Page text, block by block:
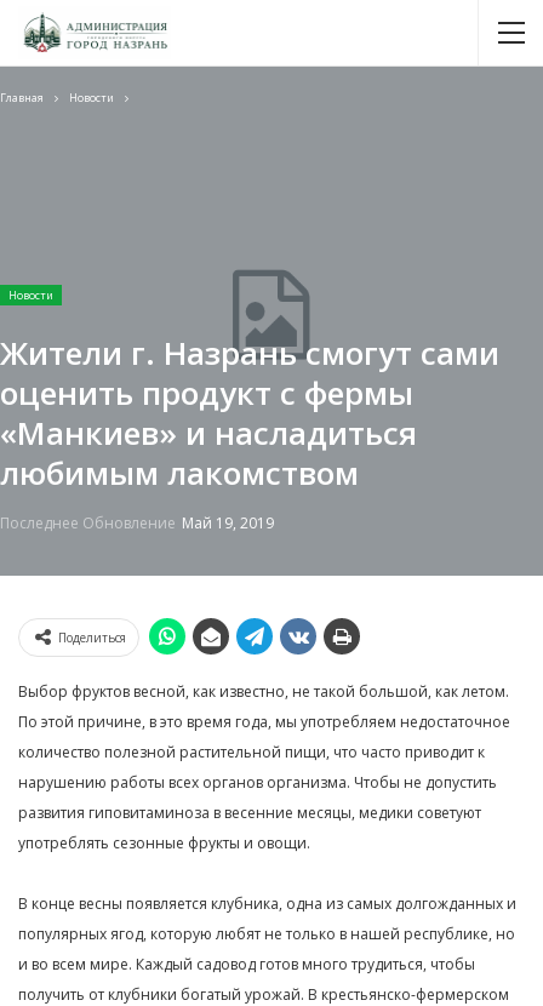
Главная Новости
Новости
Жители г. Назрань смогут сами
оценить продукт с фермы
«Манкиев» и насладиться
любимым лакомством
Последнее Обновление Май 19, 2019
Поделиться
Выбор фруктов весной, как известно, не такой большой, как летом.
По этой причине, в это время года, мы употребляем недостаточное
количество полезной растительной пищи, что часто приводит к
нарушению работы всех органов организма. Чтобы не допустить
развития гиповитаминоза в весенние месяцы, медики советуют
употреблять сезонные фрукты и овощи.
В конце весны появляется клубника, одна из самых долгожданных и
популярных ягод, которую любят не только в нашей республике, но
и во всем мире. Каждый садовод готов много трудиться, чтобы
получить от клубники богатый урожай. В крестьянско-фермерском